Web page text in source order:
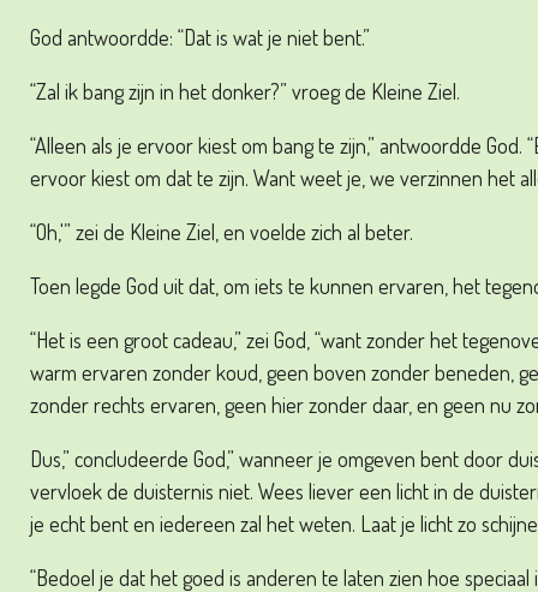
God antwoordde: “Dat is wat je niet bent.”
“Zal ik bang zijn in het donker?” vroeg de Kleine Ziel.
“Alleen als je ervoor kiest om bang te zijn,” antwoordde God.
ervoor kiest om dat te zijn. Want weet je, we verzinnen het
“Oh,'” zei de Kleine Ziel, en voelde zich al beter.
Toen legde God uit dat, om iets te kunnen ervaren, het
“Het is een groot cadeau,” zei God, “want zonder het
warm ervaren zonder koud, geen boven zonder beneden,
zonder rechts ervaren, geen hier zonder daar, en geen nu
Dus,” concludeerde God,” wanneer je omgeven bent door
vervloek de duisternis niet. Wees liever een licht in de
je echt bent en iedereen zal het weten. Laat je licht zo
“Bedoel je dat het goed is anderen te laten zien hoe speciaal